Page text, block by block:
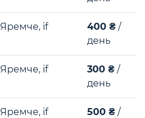
Яремче, if 400 ₴ /
день
Яремче, if 300 ₴ /
день
Яремче, if 500 ₴ /